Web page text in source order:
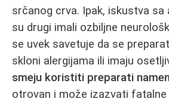
srčanog crva. Ipak, iskustva
su drugi imali ozbiljne
se uvek savetuje da se
skloni alergijama ili imaju
smeju koristiti preparati
otrovan i može izazvati